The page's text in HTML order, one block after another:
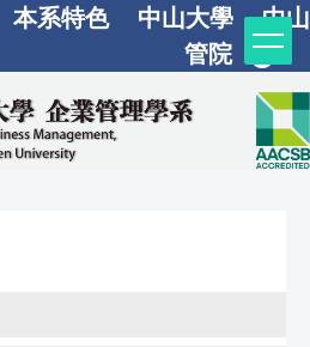
本系特色 中山大學
中山
管院